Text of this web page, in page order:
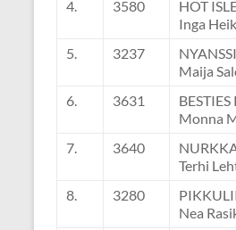
4. 3580
HOT
Inga
5. 3237
Maija
6. 3631
Monna
7. 3640
Terhi
8. 3280
Nea